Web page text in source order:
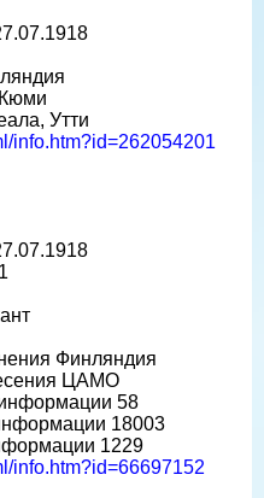
Кюми
Утти
info.htm?id=262054201
Финляндия
ЦАМО
58
18003
1229
info.htm?id=66697152